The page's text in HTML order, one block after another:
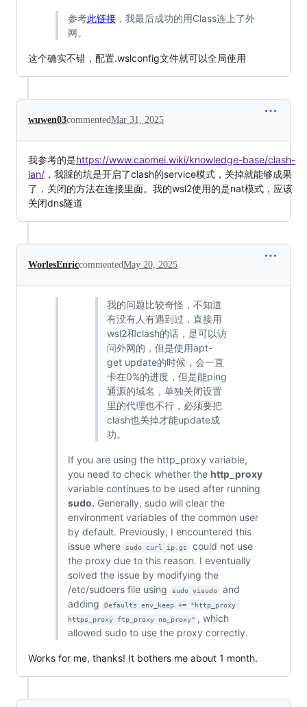
参考此链接，我最后成功的用Class连上了外
网。
这个确实不错，配置.wslconfig文件就可以全局使用
wuwen03commentedMar 31, 2025
我参考的是https://www.caomei.wiki/knowledge-base/clash-
lan/ ，我踩的坑是开启了clash的service模式，关掉就能够成果
了，关闭的方法在连接里面。我的wsl2使用的是nat模式，应该
关闭dns隧道
WorlesEnriccommentedMay 20, 2025
我的问题比较奇怪，不知道
有没有人有遇到过，直接用
wsl2和clash的话，是可以访
问外网的，但是使用apt-
get update的时候，会一直
卡在0%的进度，但是能ping
通源的域名，单独关闭设置
里的代理也不行，必须要把
clash也关掉才能update成
功。
If you are using the http_proxy variable,
you need to check whether the http_proxy
variable continues to be used after running
sudo. Generally, sudo will clear the
environment variables of the common user
by default. Previously, I encountered this
issue where
sudo curl ip.gs
could not use
the proxy due to this reason. I eventually
solved the issue by modifying the
/etc/sudoers file using
sudo visudo
and
adding
Defaults env_keep += "http_proxy
https_proxy ftp_proxy no_proxy" , which
allowed sudo to use the proxy correctly.
Works for me, thanks! It bothers me about 1 month.